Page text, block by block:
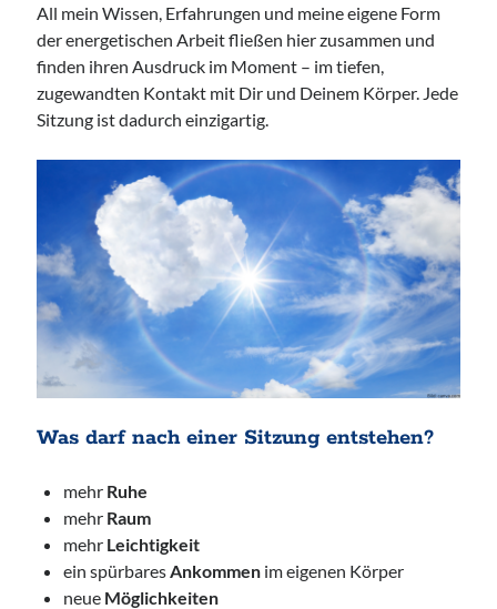
All mein Wissen, Erfahrungen und meine eigene Form
der energetischen Arbeit fließen hier zusammen und
finden ihren Ausdruck im Moment – im tiefen,
zugewandten Kontakt mit Dir und Deinem Körper. Jede
Sitzung ist dadurch einzigartig.
Was darf nach einer Sitzung entstehen?
mehr Ruhe
mehr Raum
mehr Leichtigkeit
ein spürbares Ankommen im eigenen Körper
neue Möglichkeiten